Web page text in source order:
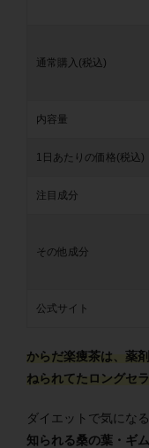
通常購入(税込)
内容量
1日あたりの価格(税込)
注目成分
その他成分
公式サイト
からだ楽痩茶は、薬
ねられてたロングセ
ダイエットで気にな
知られる桑の葉・ギ